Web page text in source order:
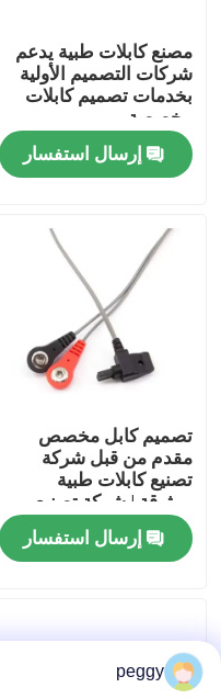
منزل
المنتجات
جولة في المعمل
ضبط الجودة
أخبار
تسخير الأسلاك
كابلات LVDS
مصنع كابلات طبية يدعم
شركات التصميم الأولية
بخدمات تصميم كابلات
مخصصة
إرسال استفسار
تصميم كابل مخصص
مقدم من قبل شركة
تصنيع كابلات طبية
موثوقة | شركة تصنيع
ضفائر الأسلاك المحترفة
التي تقدم تجميعات مرنة
ومثبطة للهب ومتوافقة
إرسال استفسار
peggy